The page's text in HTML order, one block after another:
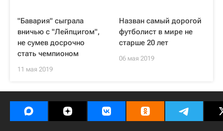
"Бавария" сыграла
вничью с "Лейпцигом",
не сумев досрочно
стать чемпионом
11 мая 2019
Назван самый дорогой
футболист в мире не
старше 20 лет
06 мая 2019